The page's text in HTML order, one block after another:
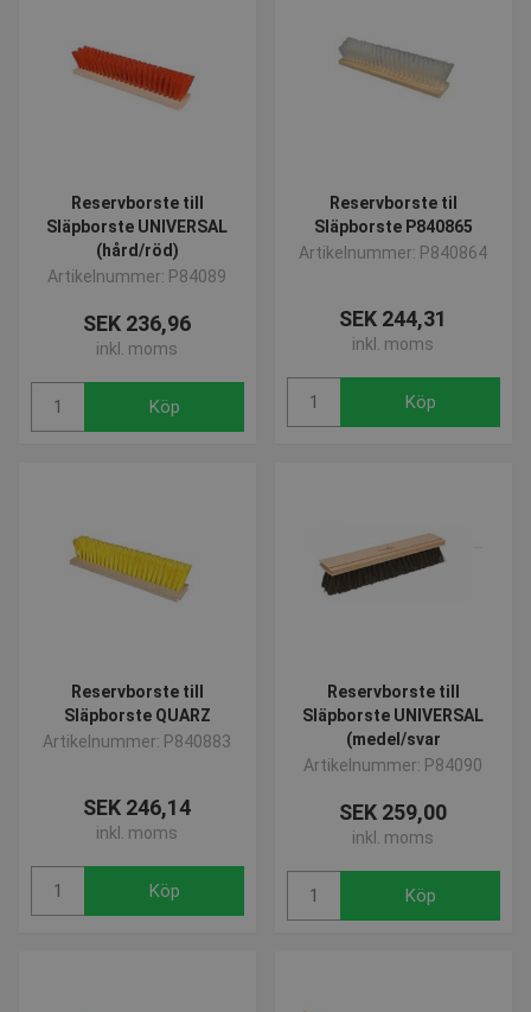
Reservborste till
Släpborste UNIVERSAL
(hård/röd)
Artikelnummer: P84089
SEK 236,96
inkl. moms
Köp
Reservborste til
Släpborste P840865
Artikelnummer: P840864
SEK 244,31
inkl. moms
Köp
Reservborste till
Släpborste QUARZ
Artikelnummer: P840883
SEK 246,14
inkl. moms
Köp
Reservborste till
Släpborste UNIVERSAL
(medel/svar
Artikelnummer: P84090
SEK 259,00
inkl. moms
Köp